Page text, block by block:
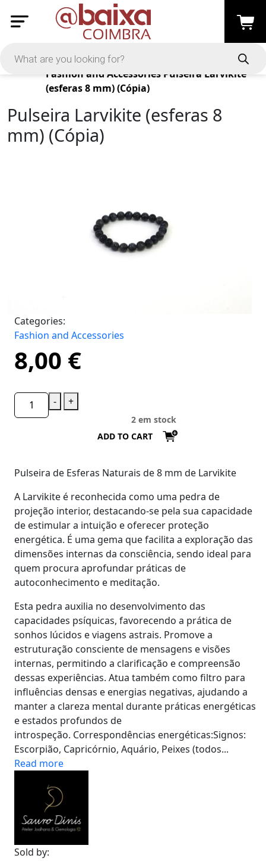
Products
Fashion and Accessories Pulseira Larvikite
(esferas 8 mm) (Cópia)
Pulseira Larvikite (esferas 8
mm) (Cópia)
Categories:
Fashion and Accessories
8,00 €
- +
2 em stock
ADD TO CART
Pulseira de Esferas Naturais de 8 mm de Larvikite
A Larvikite é reconhecida como uma pedra de
projeção interior, destacando-se pela sua capacidade
de estimular a intuição e oferecer proteção
energética. É uma gema que facilita a exploração das
dimensões internas da consciência, sendo ideal para
quem procura aprofundar práticas de
autoconhecimento e meditação.
Esta pedra auxilia no desenvolvimento das
capacidades psíquicas, favorecendo a prática de
sonhos lúcidos e viagens astrais. Promove a
estruturação consciente de mensagens e visões
internas, permitindo a clarificação e compreensão
dessas experiências. Atua também como filtro para
influências densas e energias negativas, ajudando a
manter a clareza mental durante práticas energéticas
e estados profundos de
introspeção. Correspondências energéticas:Signos:
Escorpião, Capricórnio, Aquário, Peixes (todos...
Read more
Sold by: